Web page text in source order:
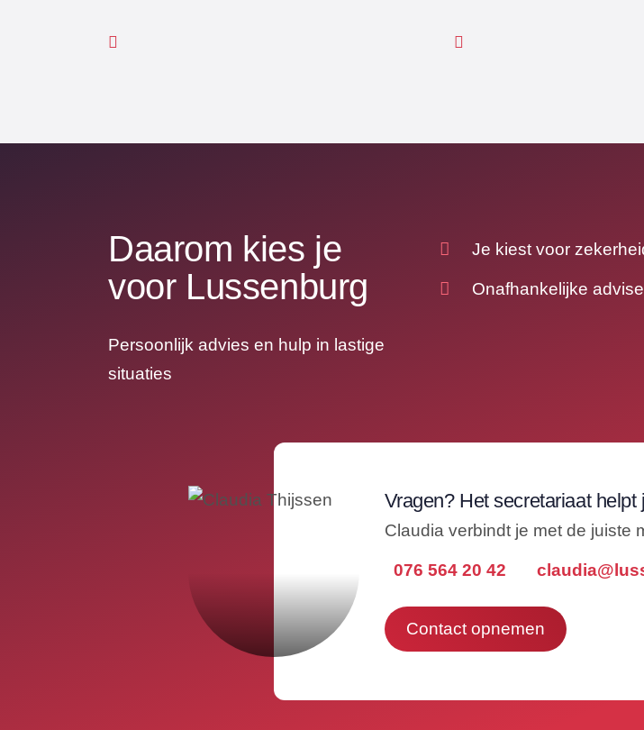
Daarom kies je
voor Lussenburg
Persoonlijk advies en hulp in lastige
situaties
Je kiest voor
Onafhankelijke
Vragen? Het secretariaat helpt
Claudia verbindt je met de juiste
076 564 20 42
Contact opnemen